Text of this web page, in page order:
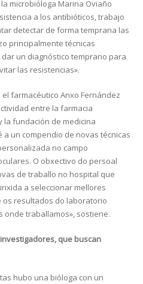
microbióloga Marina Oviaño
a los antibióticos, trabajo
detectar de forma temprana las
principalmente técnicas
un diagnóstico temprano para
las resistencias».
farmacéutico Anxo Fernández
entre la farmacia
la fundación de medicina
a un compendio de novas técnicas
no campo
O obxectivo do persoal
de traballo no hospital que
a seleccionar mellores
resultados do laboratorio
onde traballamos», sostiene.
que buscan
hubo una bióloga con un